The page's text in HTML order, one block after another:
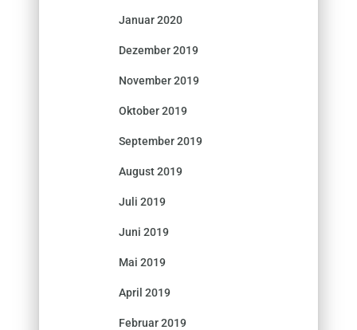
Januar 2020
Dezember 2019
November 2019
Oktober 2019
September 2019
August 2019
Juli 2019
Juni 2019
Mai 2019
April 2019
Februar 2019